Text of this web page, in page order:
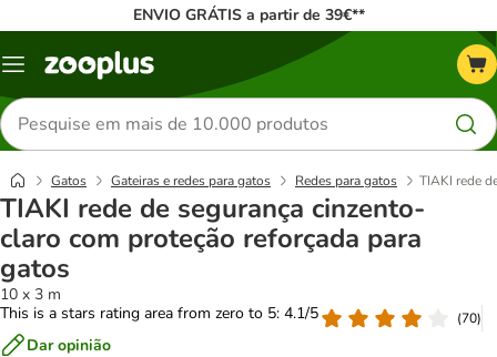
ENVIO GRÁTIS a partir de 39€**
Menu
Pesquisar
produtos
Gatos Gateiras e redes para gatos Redes para gatos TIAKI rede
TIAKI rede de segurança cinzento-
claro com proteção reforçada para
gatos
10 x 3 m
This is a stars rating area from zero to 5: 4.1/5
(70)
Dar opinião